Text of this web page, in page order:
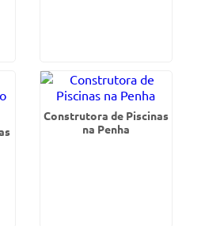
Construtora de Piscinas
na Penha